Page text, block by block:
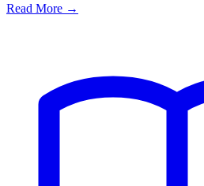
Read More →